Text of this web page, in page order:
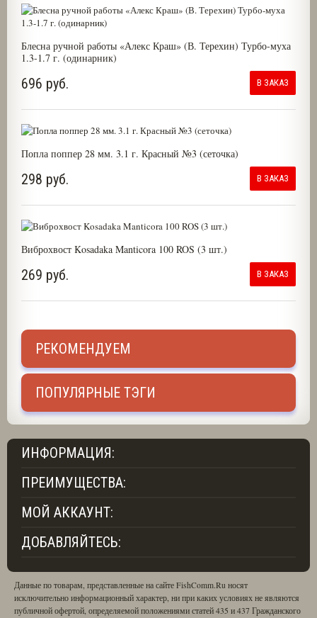
Блесна ручной работы «Алекс Краш» (В. Терехин) Турбо-муха
1.3-1.7 г. (одинарник)
696 руб. В ЗАКАЗ
Попла поппер 28 мм. 3.1 г. Красный №3 (сеточка)
298 руб. В ЗАКАЗ
Виброхвост Kosadaka Manticora 100 ROS (3 шт.)
269 руб. В ЗАКАЗ
РЕКОМЕНДУЕМ
ПОПУЛЯРНЫЕ ТЭГИ
ИНФОРМАЦИЯ:
ПРЕИМУЩЕСТВА:
МОЙ АККАУНТ:
ДОБАВЛЯЙТЕСЬ:
Данные по товарам, представленные на сайте FishComm.Ru носят
исключительно информационный характер, ни при каких условиях не являются
публичной офертой, определяемой положениями статей 435 и 437 Гражданского